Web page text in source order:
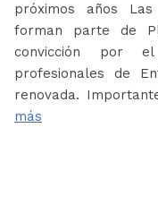
próximos años
forman parte de
convicción por
profesionales de
renovada.
más